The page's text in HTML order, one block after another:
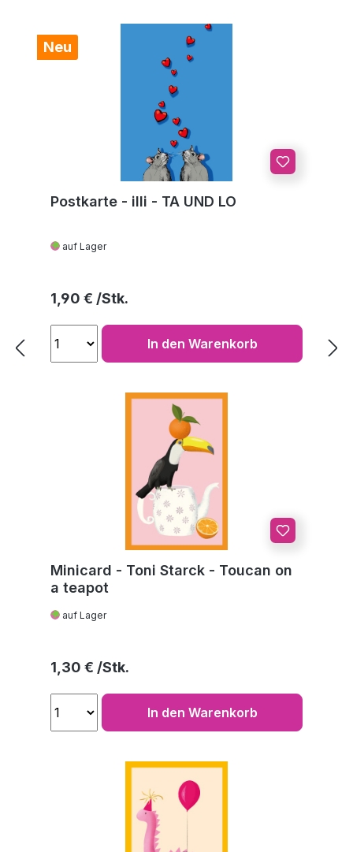
Neu
Postkarte - illi - TA UND LO
auf Lager
Regulärer Preis:
1,90 €
In den Warenkorb
Minicard - Toni Starck - Toucan on
a teapot
auf Lager
Regulärer Preis:
1,30 €
In den Warenkorb